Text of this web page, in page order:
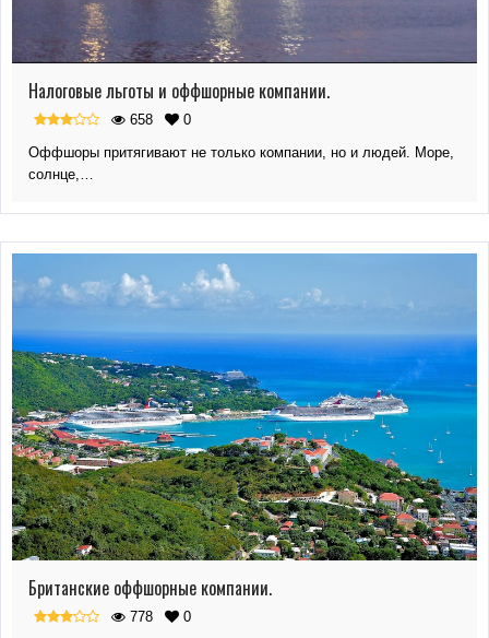
Налоговые льготы и оффшорные компании.
658
0
Оффшоры притягивают не только компании, но и людей. Море,
солнце,…
Британские оффшорные компании.
778
0